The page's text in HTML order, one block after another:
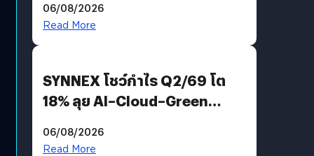
AGI
06/08/2026
Read More
SYNNEX โชว์กำไร Q2/69 โต
18% ลุย AI–Cloud–Green
Revenue เร่งเครื่อง New
06/08/2026
Read More